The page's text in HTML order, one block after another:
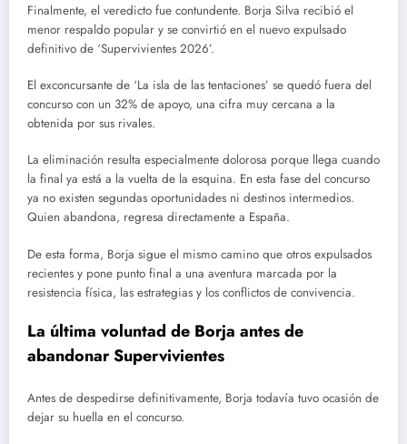
Finalmente, el veredicto fue contundente. Borja Silva recibió el
menor respaldo popular y se convirtió en el nuevo expulsado
definitivo de ‘Supervivientes 2026’.
El exconcursante de ‘La isla de las tentaciones’ se quedó fuera del
concurso con un 32% de apoyo, una cifra muy cercana a la
obtenida por sus rivales.
La eliminación resulta especialmente dolorosa porque llega cuando
la final ya está a la vuelta de la esquina. En esta fase del concurso
ya no existen segundas oportunidades ni destinos intermedios.
Quien abandona, regresa directamente a España.
De esta forma, Borja sigue el mismo camino que otros expulsados
recientes y pone punto final a una aventura marcada por la
resistencia física, las estrategias y los conflictos de convivencia.
La última voluntad de Borja antes de
abandonar Supervivientes
Antes de despedirse definitivamente, Borja todavía tuvo ocasión de
dejar su huella en el concurso.